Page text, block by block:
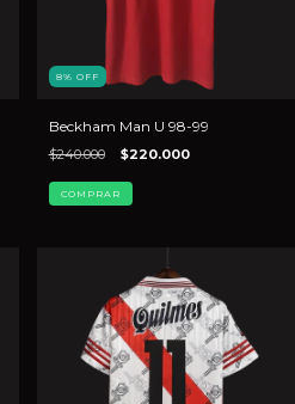
8% OFF
Beckham Man U 98-99
$240.000 $220.000
COMPRAR